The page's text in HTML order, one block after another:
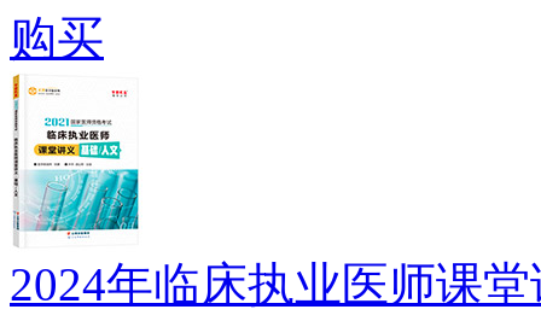
购买
2024年临床执业医师课